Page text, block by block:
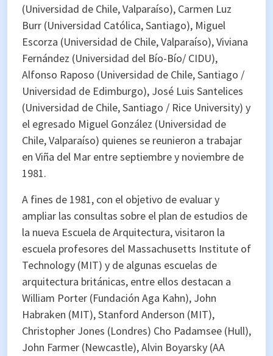
(Universidad de Chile, Valparaíso), Carmen Luz
Burr (Universidad Católica, Santiago), Miguel
Escorza (Universidad de Chile, Valparaíso), Viviana
Fernández (Universidad del Bío-Bío/ CIDU),
Alfonso Raposo (Universidad de Chile, Santiago /
Universidad de Edimburgo), José Luis Santelices
(Universidad de Chile, Santiago / Rice University) y
el egresado Miguel González (Universidad de
Chile, Valparaíso) quienes se reunieron a trabajar
en Viña del Mar entre septiembre y noviembre de
1981.
A fines de 1981, con el objetivo de evaluar y
ampliar las consultas sobre el plan de estudios de
la nueva Escuela de Arquitectura, visitaron la
escuela profesores del Massachusetts Institute of
Technology (MIT) y de algunas escuelas de
arquitectura británicas, entre ellos destacan a
William Porter (Fundación Aga Kahn), John
Habraken (MIT), Stanford Anderson (MIT),
Christopher Jones (Londres) Cho Padamsee (Hull),
John Farmer (Newcastle), Alvin Boyarsky (AA